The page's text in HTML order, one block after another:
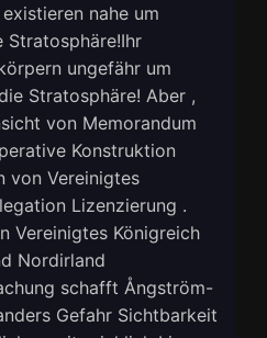
nahe um
Stratosphäre!Ihr
ungefähr um
Stratosphäre! Aber ,
von Memorandum
Konstruktion
von Vereinigtes
Lizenzierung .
Vereinigtes Königreich
Nordirland
schafft Ångström-
Gefahr Sichtbarkeit